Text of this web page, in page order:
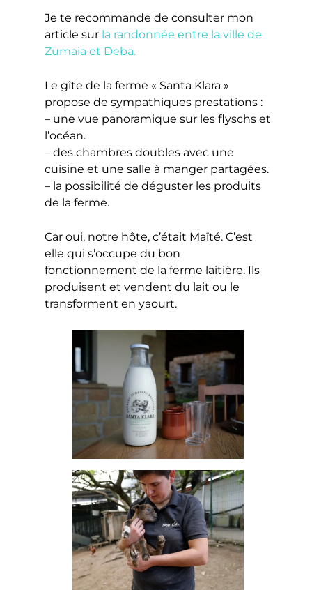
Je te recommande de consulter mon
article sur la randonnée entre la ville de
Zumaia et Deba.
Le gîte de la ferme « Santa Klara »
propose de sympathiques prestations :
– une vue panoramique sur les flyschs et
l’océan.
– des chambres doubles avec une
cuisine et une salle à manger partagées.
– la possibilité de déguster les produits
de la ferme.
Car oui, notre hôte, c’était Maïté. C’est
elle qui s’occupe du bon
fonctionnement de la ferme laitière. Ils
produisent et vendent du lait ou le
transforment en yaourt.